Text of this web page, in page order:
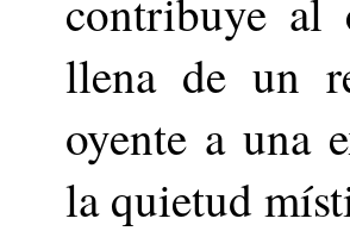
contribuye al
llena de un
oyente a una
la quietud